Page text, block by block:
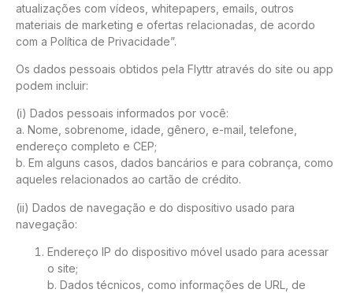
atualizações com vídeos, whitepapers, emails, outros
materiais de marketing e ofertas relacionadas, de acordo
com a Política de Privacidade”.
Os dados pessoais obtidos pela Flyttr através do site ou app
podem incluir:
(i) Dados pessoais informados por você:
a. Nome, sobrenome, idade, gênero, e-mail, telefone,
endereço completo e CEP;
b. Em alguns casos, dados bancários e para cobrança, como
aqueles relacionados ao cartão de crédito.
(ii) Dados de navegação e do dispositivo usado para
navegação:
Endereço IP do dispositivo móvel usado para acessar
o site;
b. Dados técnicos, como informações de URL, de